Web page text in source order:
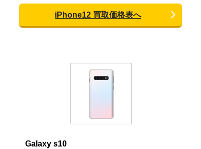
iPhone12 買取価格表へ
Galaxy s10